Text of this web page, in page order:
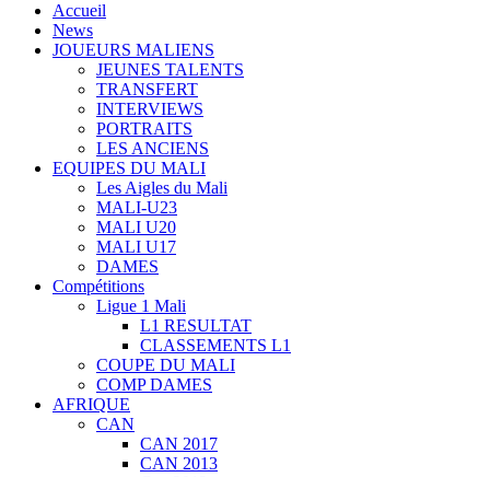
Accueil
News
JOUEURS MALIENS
JEUNES TALENTS
TRANSFERT
INTERVIEWS
PORTRAITS
LES ANCIENS
EQUIPES DU MALI
Les Aigles du Mali
MALI-U23
MALI U20
MALI U17
DAMES
Compétitions
Ligue 1 Mali
L1 RESULTAT
CLASSEMENTS L1
COUPE DU MALI
COMP DAMES
AFRIQUE
CAN
CAN 2017
CAN 2013